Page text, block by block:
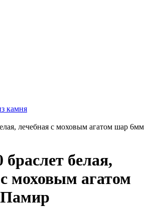
камня
лечебная с моховым агатом шар 6мм
белая,
моховым агатом